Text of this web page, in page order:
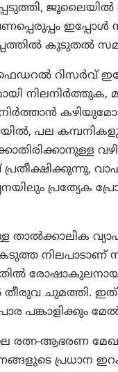
ഇപ്പോൾ
കൂടുതൽ
റിസർവ്
പല
പ്രത്യേക
നിലപാടാണ്
ചുമത്തി. ഇത്
പങ്കാളിക്കും
രത്ന-ആഭരണ
പ്രധാന